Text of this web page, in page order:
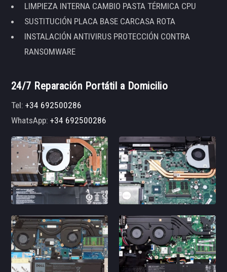
LIMPIEZA INTERNA CAMBIO PASTA TÉRMICA CPU
SUSTITUCIÓN PLACA BASE CARCASA ROTA
INSTALACIÓN ANTIVIRUS PROTECCIÓN CONTRA
RANSOMWARE
24/7 Reparación Portátil a Domicilio
Tel:+34 692500286
WhatsApp:+34 692500286